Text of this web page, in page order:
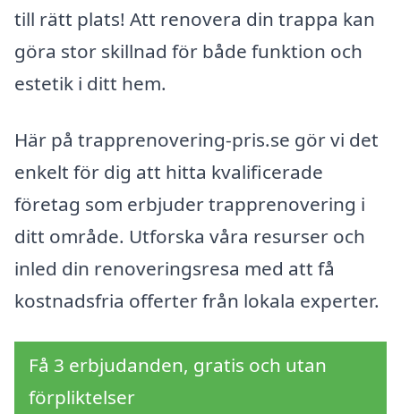
till rätt plats! Att renovera din trappa kan
göra stor skillnad för både funktion och
estetik i ditt hem.
Här på trapprenovering-pris.se gör vi det
enkelt för dig att hitta kvalificerade
företag som erbjuder trapprenovering i
ditt område. Utforska våra resurser och
inled din renoveringsresa med att få
kostnadsfria offerter från lokala experter.
Få 3 erbjudanden, gratis och utan
förpliktelser